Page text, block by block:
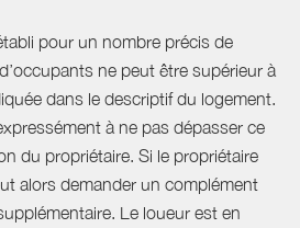
pour un nombre précis de
ne peut être supérieur à
dans le descriptif du logement.
à ne pas dépasser ce
du propriétaire. Si le propriétaire
alors demander un complément
Le loueur est en